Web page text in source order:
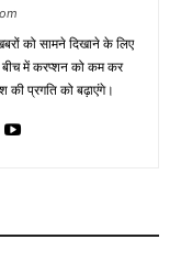
को सामने दिखाने के लिए
में करप्शन को कम कर
प्रगति को बढ़ाएंगे।